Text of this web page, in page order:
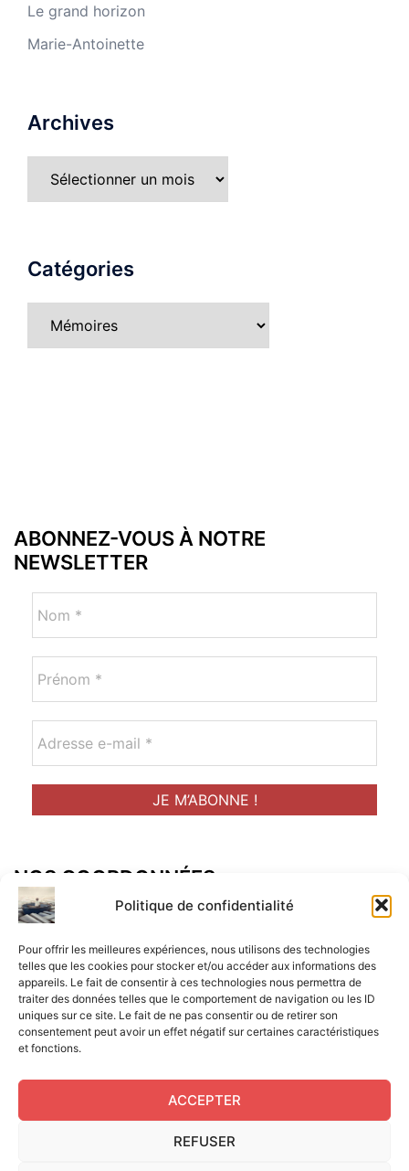
Politique de confidentialité
Pour offrir les meilleures expériences, nous utilisons des technologies
telles que les cookies pour stocker et/ou accéder aux informations des
appareils. Le fait de consentir à ces technologies nous permettra de
traiter des données telles que le comportement de navigation ou les ID
uniques sur ce site. Le fait de ne pas consentir ou de retirer son
consentement peut avoir un effet négatif sur certaines caractéristiques
et fonctions.
ACCEPTER
REFUSER
Le grand horizon
Marie-Antoinette
Archives
Archives
Catégories
Catégories
ABONNEZ-VOUS À NOTRE
NEWSLETTER
NOS COORDONNÉES
Adresse postal :
ALCF
34 Rue René Brunen
33950 LEGE CAP-FERRET
Mail :
contact@aperitif-litteraire-cap-ferret.fr